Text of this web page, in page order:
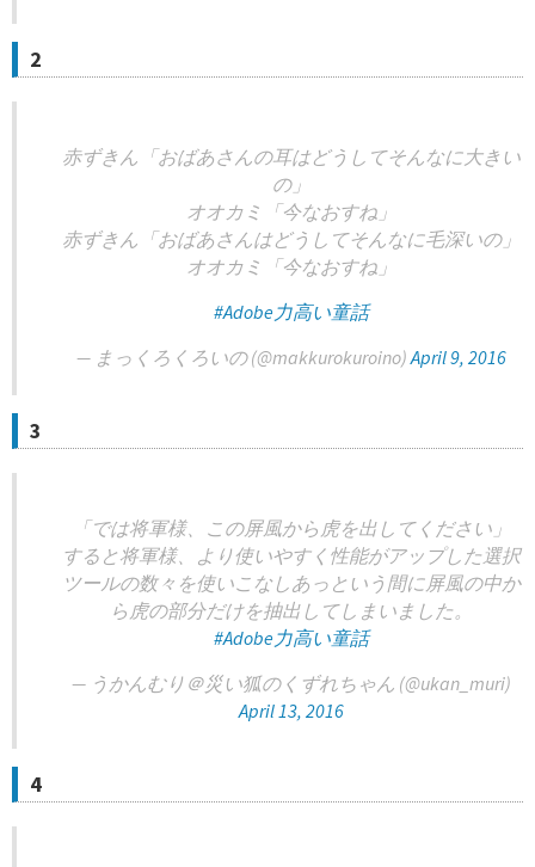
2
赤ずきん「おばあさんの耳はどうしてそんなに大きい
の」
オオカミ「今なおすね」
赤ずきん「おばあさんはどうしてそんなに毛深いの」
オオカミ「今なおすね」
#Adobe力高い童話
— まっくろくろいの (@makkurokuroino)April 9, 2016
3
「では将軍様、この屏風から虎を出してください」
すると将軍様、より使いやすく性能がアップした選択
ツールの数々を使いこなしあっという間に屏風の中か
ら虎の部分だけを抽出してしまいました。
#Adobe力高い童話
— うかんむり＠災い狐のくずれちゃん (@ukan_muri)
April 13, 2016
4